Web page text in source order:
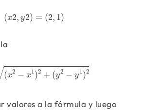
(x2, y2) = (2, 1)
(x 2,y2 2,1 )
(x2 − x1)2 + (y2 − y1)2
=(x2−x1)2+(y2−y1)2
valores a la fórmula y luego